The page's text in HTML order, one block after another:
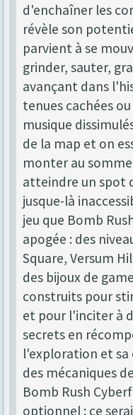
d'enchaîner les
révèle son
parvient à se
grinder, sauter,
avançant dans
tenues cachées
musique
de la map et on
monter au
atteindre un spot
jusque-là
jeu que Bomb
apogée : des
Square, Versum
des bijoux de
construits pour
et pour l'inciter à
secrets en
l'exploration et sa
des mécaniques
Bomb Rush
optionnel : ce